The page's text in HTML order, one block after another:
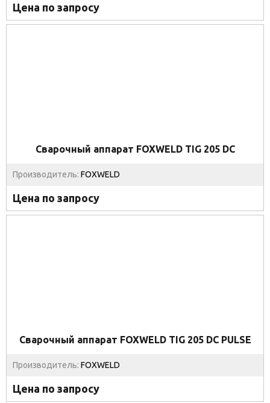
Цена по запросу
Сварочный аппарат FOXWELD TIG 205 DC
Производитель: FOXWELD
Цена по запросу
Сварочный аппарат FOXWELD TIG 205 DC PULSE
Производитель: FOXWELD
Цена по запросу